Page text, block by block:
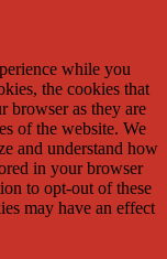
while you
the cookies that
browser as they are
of the website. We
and understand how
in your browser
to opt-out of these
may have an effect